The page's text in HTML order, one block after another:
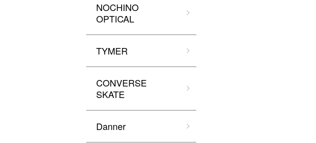
NOCHINO
OPTICAL
TYMER
CONVERSE
SKATE
Danner